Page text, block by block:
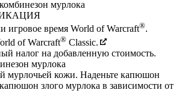
мурлока
игровое время World of Warcraft®.
of Warcraft® Classic.
налог на добавленную стоимость.
мурлока
мурлочьей кожи. Наденьте капюшон
злого мурлока в зависимости от